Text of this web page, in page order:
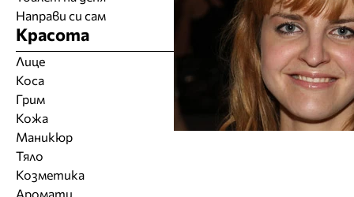
Направи си сам
Красота
Лице
Коса
Грим
Кожа
Маникюр
Тяло
Козметика
Аромати